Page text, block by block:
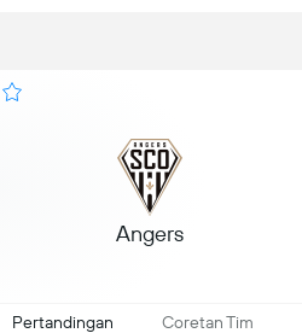
Angers
Pertandingan Coretan Tim